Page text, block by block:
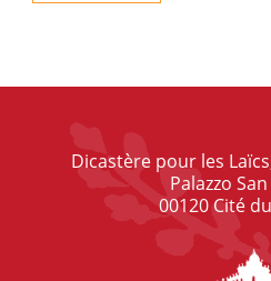
Dicastère pour les
Palazzo
00120 Cité